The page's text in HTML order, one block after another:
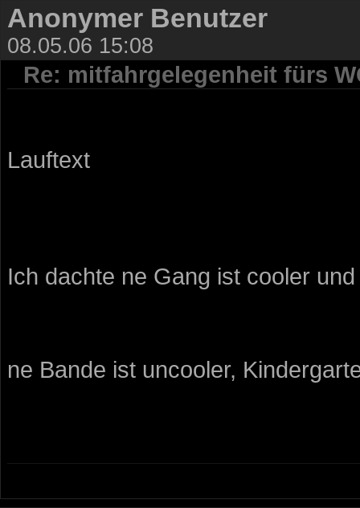
Anonymer Benutzer
08.05.06 15:08
Re: mitfahrgelegenheit fürs
Lauftext
Ich dachte ne Gang ist cooler und
ne Bande ist uncooler,